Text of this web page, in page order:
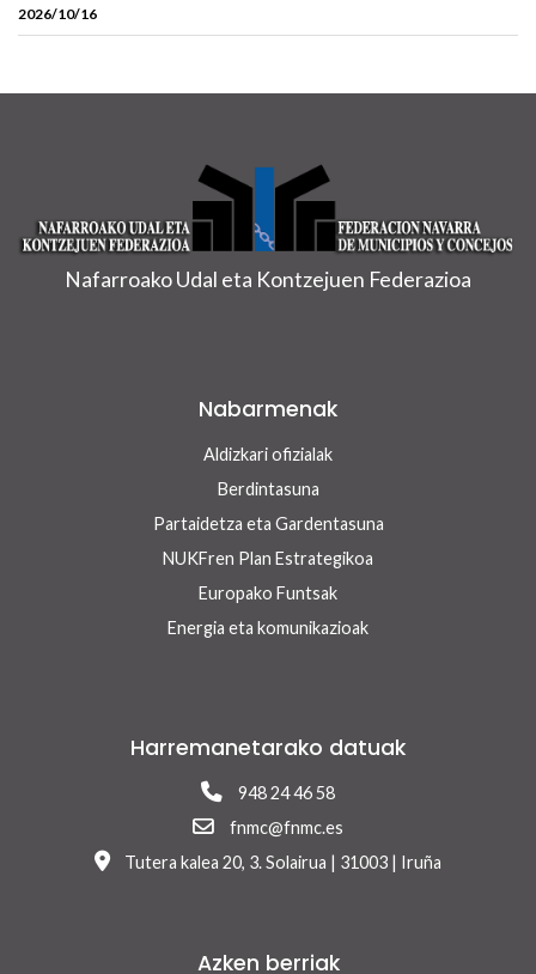
2026/10/16
Nafarroako Udal eta Kontzejuen Federazioa
Nabarmenak
Aldizkari ofizialak
Berdintasuna
Partaidetza eta Gardentasuna
NUKFren Plan Estrategikoa
Europako Funtsak
Energia eta komunikazioak
Harremanetarako datuak
948 24 46 58
fnmc@fnmc.es
Tutera kalea 20, 3. Solairua | 31003 | Iruña
Azken berriak